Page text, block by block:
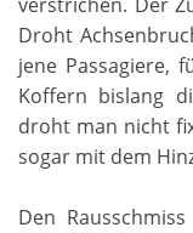
Droht
jene Passagiere,
Koffern bislang
droht man nicht
sogar mit dem
Den